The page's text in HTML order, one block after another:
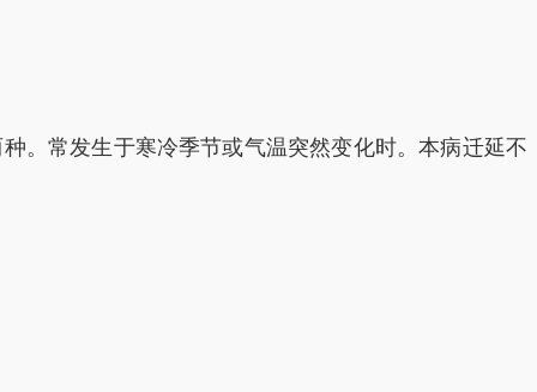
。常发生于寒冷季节或气温突然变化时。本病迁延不